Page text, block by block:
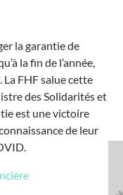
la garantie de
la fin de l’année,
FHF salue cette
des Solidarités et
est une victoire
de leur